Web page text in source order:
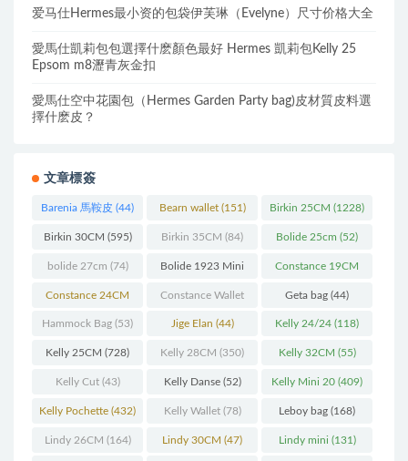
爱马仕Hermes最小资的包袋伊芙琳（Evelyne）尺寸价格大全
愛馬仕凱莉包包選擇什麽顏色最好 Hermes 凱莉包Kelly 25
Epsom m8瀝青灰金扣
愛馬仕空中花園包（Hermes Garden Party bag)皮材質皮料選
擇什麽皮？
文章標簽
Barenia 馬鞍皮 (44) Bearn wallet(151) Birkin 25CM (1228)
Birkin 30CM (595) Birkin 35CM (84) Bolide 25cm (52)
bolide 27cm (74) Bolide 1923 Mini
(93)
Constance 19CM
(571)
Constance 24CM
(216)
Constance Wallet
(60)
Geta bag (44)
Hammock Bag (53) Jige Elan (44) Kelly 24/24 (118)
Kelly 25CM (728) Kelly 28CM (350) Kelly 32CM (55)
Kelly Cut(43) Kelly Danse(52) Kelly Mini 20 (409)
Kelly Pochette (432) Kelly Wallet(78) Leboy bag (168)
Lindy 26CM (164) Lindy 30CM (47) Lindy mini (131)